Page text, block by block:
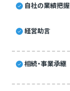
自社の業績把握
経営助言
相続・事業承継